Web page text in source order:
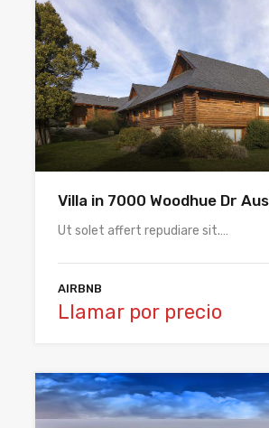
Villa in 7000 Woodhue Dr
Ut solet affert repudiare sit.…
AIRBNB
Llamar por precio